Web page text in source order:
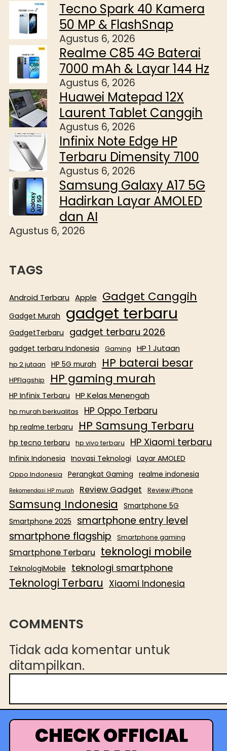
Tecno Spark 40 Kamera
50 MP & FlashSnap
Agustus 6, 2026
Realme C85 4G Baterai
7000 mAh & Layar 144 Hz
Agustus 6, 2026
Huawei Matepad 12X
Laurent Tablet Canggih
Agustus 6, 2026
Infinix Note Edge HP
Terbaru Dimensity 7100
Agustus 6, 2026
Samsung Galaxy A17 5G
Hadirkan Layar AMOLED
dan AI
Agustus 6, 2026
TAGS
Android Terbaru Apple Gadget Canggih
Gadget Murah gadget terbaru
GadgetTerbaru gadget terbaru 2026
gadget terbaru Indonesia Gaming HP 1 Jutaan
hp 2 jutaan HP 5G murah HP baterai besar
HPFlagship HP gaming murah
HP Infinix Terbaru HP Kelas Menengah
hp murah berkualitas HP Oppo Terbaru
hp realme terbaru HP Samsung Terbaru
hp tecno terbaru hp vivo terbaru HP Xiaomi terbaru
Infinix Indonesia Inovasi Teknologi Layar AMOLED
Oppo Indonesia Perangkat Gaming realme indonesia
Rekomendasi HP murah Review Gadget Review iPhone
Samsung Indonesia
Smartphone 5G
Smartphone 2025
smartphone entry level
smartphone flagship Smartphone gaming
Smartphone Terbaru teknologi mobile
TeknologiMobile teknologi smartphone
Teknologi Terbaru Xiaomi Indonesia
COMMENTS
Tidak ada komentar untuk
ditampilkan.
r
i
CHECK OFFICIAL